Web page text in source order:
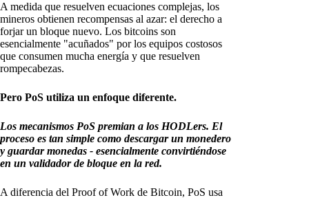
A medida que resuelven ecuaciones complejas, los
mineros obtienen recompensas al azar: el derecho a
forjar un bloque nuevo. Los bitcoins son
esencialmente "acuñados" por los equipos costosos
que consumen mucha energía y que resuelven
rompecabezas.
Pero PoS utiliza un enfoque diferente.
Los mecanismos PoS premian a los HODLers. El
proceso es tan simple como descargar un monedero
y guardar monedas - esencialmente convirtiéndose
en un validador de bloque en la red.
A diferencia del Proof of Work de Bitcoin, PoS usa